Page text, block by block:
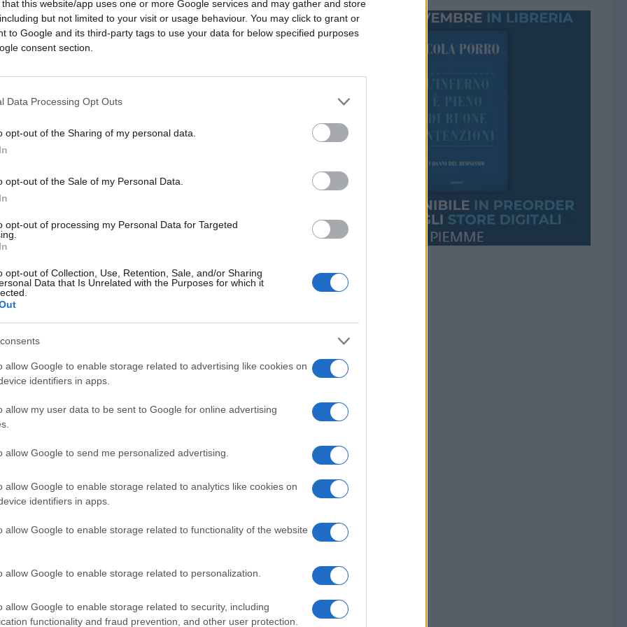
that this website/app uses one or more Google services and may gather and store
but not limited to your visit or usage behaviour. You may click to grant or
to Google and its third-party tags to use your data for below specified purposes
consent section.
Data Processing Opt Outs
opt-out of the Sharing of my personal data.
opt-out of the Sale of my Personal Data.
opt-out of processing my Personal Data for Targeted
opt-out of Collection, Use, Retention, Sale, and/or Sharing
Data that Is Unrelated with the Purposes for which it
allow Google to enable storage related to advertising like cookies on
identifiers in apps.
allow my user data to be sent to Google for online advertising
allow Google to send me personalized advertising.
allow Google to enable storage related to analytics like cookies on
identifiers in apps.
allow Google to enable storage related to functionality of the website
allow Google to enable storage related to personalization.
allow Google to enable storage related to security, including
functionality and fraud prevention, and other user protection.
di utilizzo
gli utenti, ma anche il tempo
agli ultimi anni, arrivando
quasi un giorno intero alla settimana.
spenderemo, collettivamente, oltre
mondo hanno avuto accesso a un
unacrescita annua pari all’1,8%, le
a quota5,22 miliardi, ossia il 66,6
metà del nostro tempo speso
tempo trascorso
di nuovi utenti hanno avuto
registrare una
La penetrazione Internet mondiale si
ancora più alti in virtù di
degli utenti legate alla pandemia da